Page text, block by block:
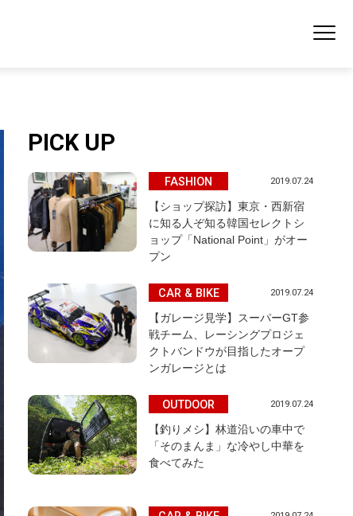
PICK UP
FASHION 2019.07.24
【ショップ探訪】東京・西新宿
に知る人ぞ知る韓国セレクトシ
ョップ「National Point」がオー
プン
CAR & BIKE 2019.07.24
【ガレージ見学】スーパーGT参
戦チーム、レーシングプロジェ
クトバンドウが目指したオープ
ンガレージとは
OUTDOOR 2019.07.24
【釣りメシ】林道沿いの車中で
「そのまんま」な冷やし中華を
食べてみた